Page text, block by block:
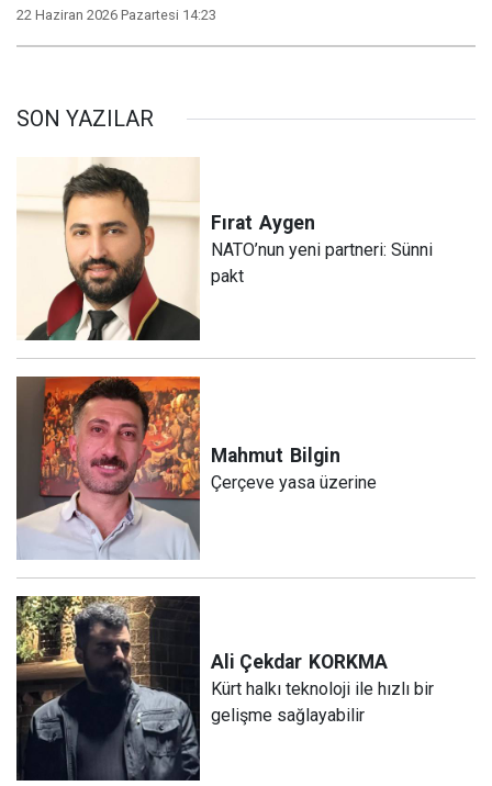
22 Haziran 2026 Pazartesi 14:23
SON YAZILAR
Fırat Aygen
NATO’nun yeni partneri: Sünni
pakt
Mahmut Bilgin
Çerçeve yasa üzerine
Ali Çekdar KORKMA
Kürt halkı teknoloji ile hızlı bir
gelişme sağlayabilir